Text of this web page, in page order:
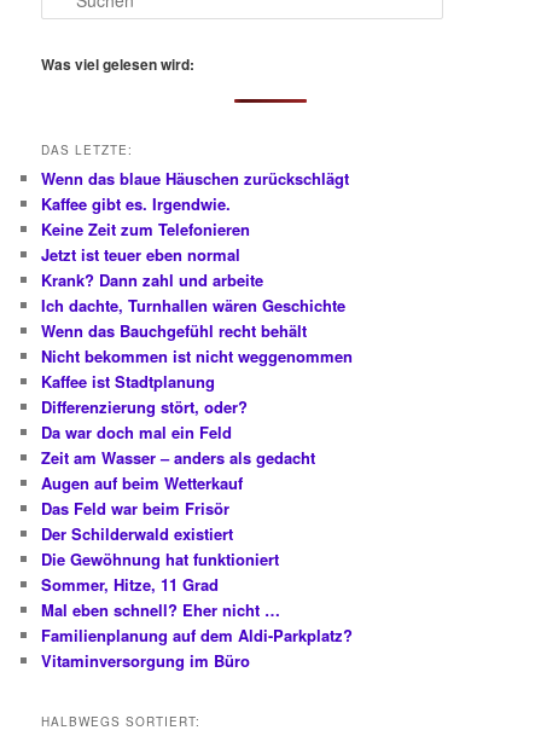
u
h
Was viel gelesen wird:
DAS LETZTE:
Wenn das blaue Häuschen zurückschlägt
Kaffee gibt es. Irgendwie.
Keine Zeit zum Telefonieren
Jetzt ist teuer eben normal
Krank? Dann zahl und arbeite
Ich dachte, Turnhallen wären Geschichte
Wenn das Bauchgefühl recht behält
Nicht bekommen ist nicht weggenommen
Kaffee ist Stadtplanung
Differenzierung stört, oder?
Da war doch mal ein Feld
Zeit am Wasser – anders als gedacht
Augen auf beim Wetterkauf
Das Feld war beim Frisör
Der Schilderwald existiert
Die Gewöhnung hat funktioniert
Sommer, Hitze, 11 Grad
Mal eben schnell? Eher nicht …
Familienplanung auf dem Aldi-Parkplatz?
Vitaminversorgung im Büro
HALBWEGS SORTIERT: